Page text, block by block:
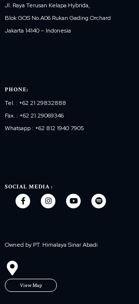
Jl. Raya Terusan Kelapa Hybrida,
Blok GOS No.A06 Rukan Gading Orchard
Jakarta 14140 – Indonesia
PHONE:
Tel. : +62 21 29832888
Fax. : +62 21 29069346
Whatsapp : +62 812 1940 7905
SOCIAL MEDIA :
Owned by PT. Himalaya Sinar Abadi
View Map